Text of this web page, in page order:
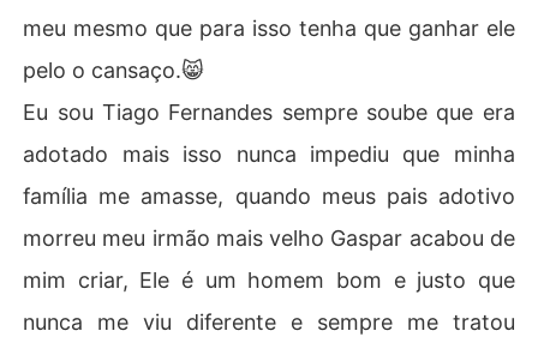
meu mesmo que para isso tenha que ganhar ele
pelo o cansaço.😸
Eu sou Tiago Fernandes sempre soube que era
adotado mais isso nunca impediu que minha
família me amasse, quando meus pais adotivo
morreu meu irmão mais velho Gaspar acabou de
mim criar, Ele é um homem bom e justo que
nunca me viu diferente e sempre me tratou